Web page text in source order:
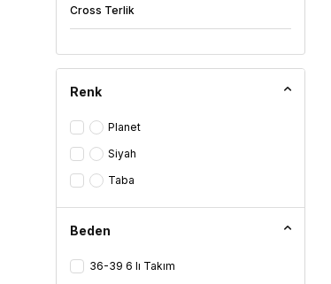
Cross Terlik
Kaydırmaz Terlik
Parmak Arası Terlik
Döngülü Terlik
Kapalı Terlik
Sabo / Tıbbi Terlik
Renk
Planet
Siyah
Taba
Beden
36-39 6 lı Takım